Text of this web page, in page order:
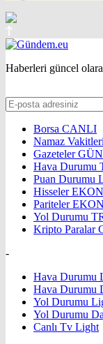
Haberleri güncel
Borsa CANLI
Namaz Vakitleri
Gazeteler
Hava Durumu
Puan Durumu
Hisseler
Pariteler
Yol Durumu
Kripto Paralar
-
Hava Durumu
Hava Durumu
Yol Durumu
Yol Durumu
Canlı Tv Light